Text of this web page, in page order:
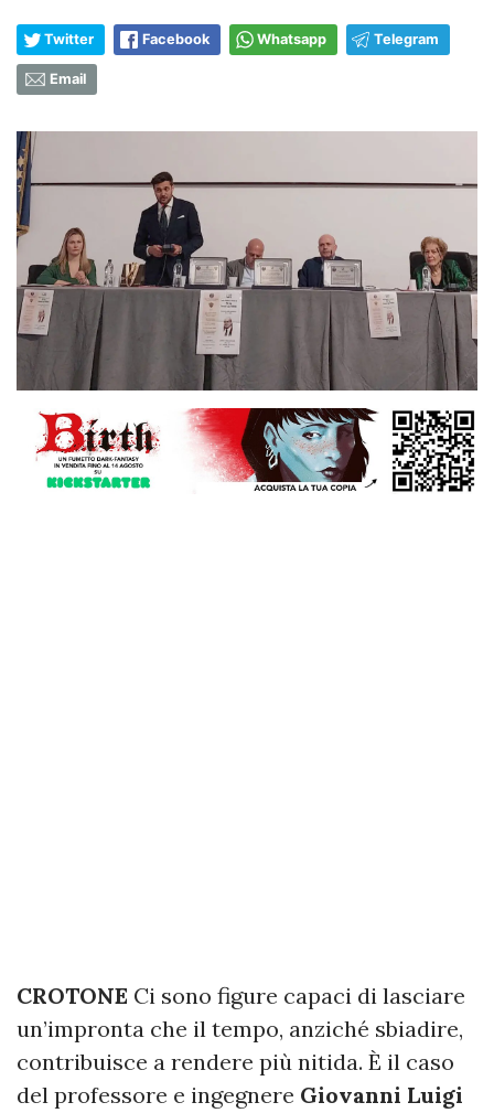
Twitter Facebook Whatsapp Telegram
Email
CROTONE Ci sono figure capaci di lasciare
un’impronta che il tempo, anziché sbiadire,
contribuisce a rendere più nitida. È il caso
del professore e ingegnere Giovanni Luigi